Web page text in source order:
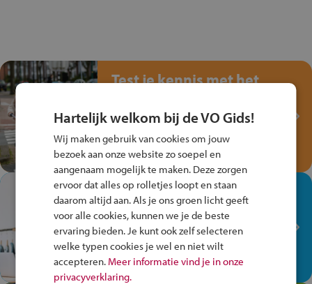
Test je kennis met het
Verkeersspel!
Speel het Fiets Veilig Verkeersspel
en win een Cortina-fiets!
In de winkel ben je op je
plek!
Ontdek via het vmbo jouw talent
op de winkelvloer, waar elke dag
anders is!
Hartelijk welkom bij de VO Gids!
Wij maken gebruik van cookies om jouw
bezoek aan onze website zo soepel en
aangenaam mogelijk te maken. Deze zorgen
ervoor dat alles op rolletjes loopt en staan
daarom altijd aan. Als je ons groen licht geeft
voor alle cookies, kunnen we je de beste
ervaring bieden. Je kunt ook zelf selecteren
welke typen cookies je wel en niet wilt
accepteren. Meer informatie vind je in onze
privacyverklaring.